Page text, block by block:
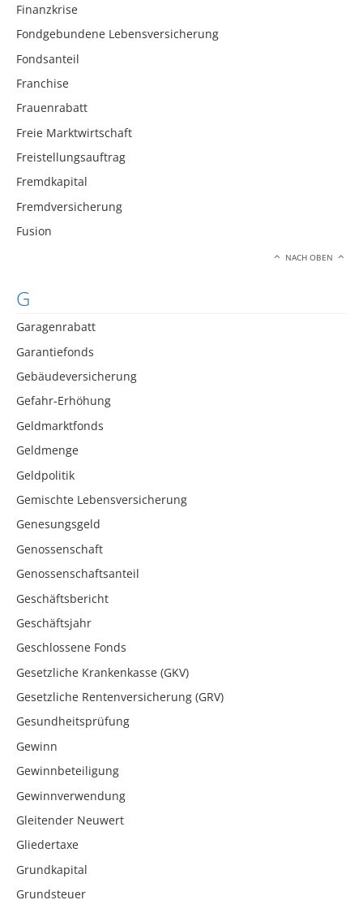
Finanzkrise
Fondgebundene Lebensversicherung
Fondsanteil
Franchise
Frauenrabatt
Freie Marktwirtschaft
Freistellungsauftrag
Fremdkapital
Fremdversicherung
Fusion
NACH OBEN
G
Garagenrabatt
Garantiefonds
Gebäudeversicherung
Gefahr-Erhöhung
Geldmarktfonds
Geldmenge
Geldpolitik
Gemischte Lebensversicherung
Genesungsgeld
Genossenschaft
Genossenschaftsanteil
Geschäftsbericht
Geschäftsjahr
Geschlossene Fonds
Gesetzliche Krankenkasse (GKV)
Gesetzliche Rentenversicherung (GRV)
Gesundheitsprüfung
Gewinn
Gewinnbeteiligung
Gewinnverwendung
Gleitender Neuwert
Gliedertaxe
Grundkapital
Grundsteuer